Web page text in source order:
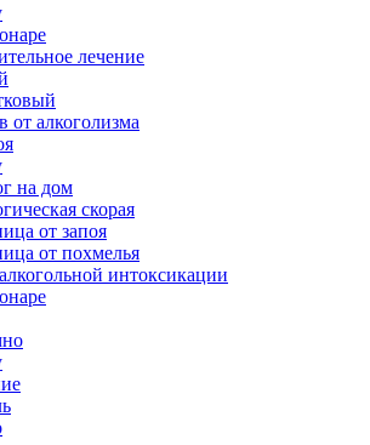
лечение
от алкоголизма
на дом
скорая
от запоя
от похмелья
интоксикации